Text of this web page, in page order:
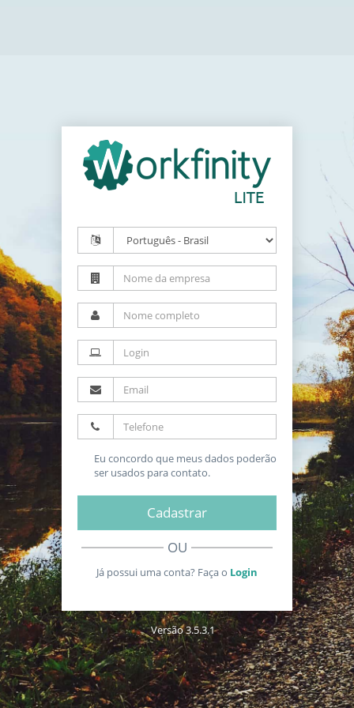
Eu concordo que meus dados poderão
ser usados para contato.
Cadastrar
OU
Já possui uma conta? Faça o Login
Versão 3.5.3.1